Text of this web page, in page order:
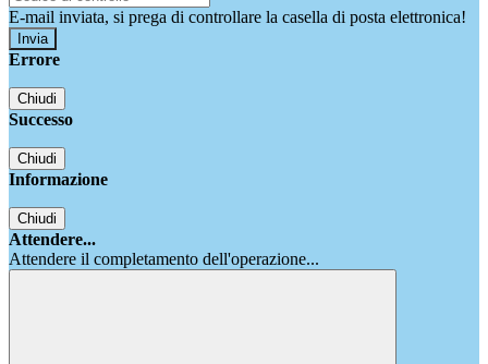
E-mail inviata, si prega di controllare la casella di posta elettronica!
Errore
Chiudi
Successo
Chiudi
Informazione
Chiudi
Attendere...
Attendere il completamento dell'operazione...